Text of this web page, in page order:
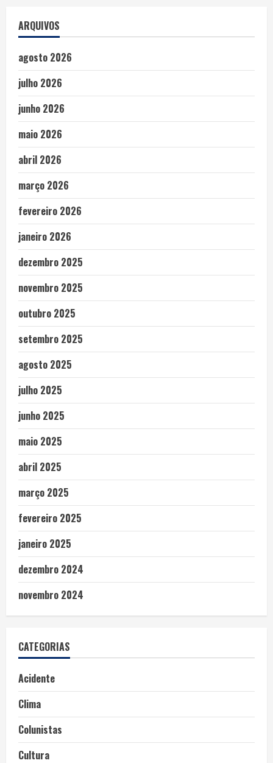
ARQUIVOS
agosto 2026
julho 2026
junho 2026
maio 2026
abril 2026
março 2026
fevereiro 2026
janeiro 2026
dezembro 2025
novembro 2025
outubro 2025
setembro 2025
agosto 2025
julho 2025
junho 2025
maio 2025
abril 2025
março 2025
fevereiro 2025
janeiro 2025
dezembro 2024
novembro 2024
CATEGORIAS
Acidente
Clima
Colunistas
Cultura